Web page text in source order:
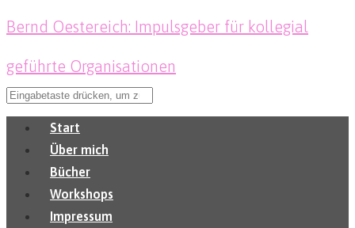
Bernd Oestereich: Impulsgeber für kollegial
geführte Organisationen
Start
Über mich
Bücher
Workshops
Impressum